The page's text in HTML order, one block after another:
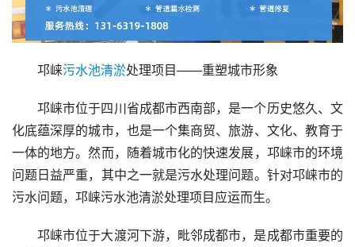
邛崃污水池清淤处理项目——重塑城市形象
邛崃市位于四川省成都市西南部，是一个历史悠久、文
化底蕴深厚的城市，也是一个集商贸、旅游、文化、教育于
一体的地方。然而，随着城市化的快速发展，邛崃市的环境
问题日益严重，其中之一就是污水处理问题。针对邛崃市的
污水问题，邛崃污水池清淤处理项目应运而生。
邛崃市位于大渡河下游，毗邻成都市，是成都市重要的